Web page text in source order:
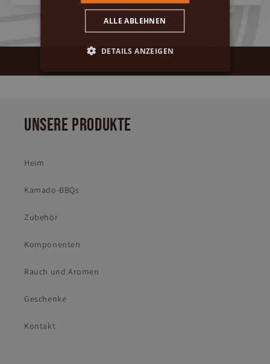
UNSERE PRODUKTE
Heim
Kamado-BBQs
Zubehör
Komponenten
Rauch und Aromen
Geschenke
Kontakt
ALLE ABLEHNEN
DETAILS ANZEIGEN